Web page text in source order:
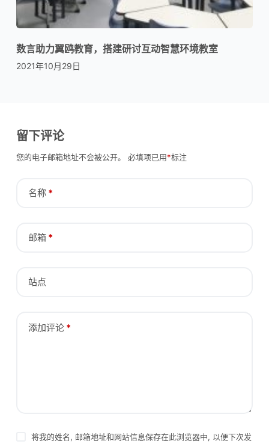
数言助力翼鸥教育，搭建研讨互动智慧环境教室
2021年10月29日
留下评论
您的电子邮箱地址不会被公开。 必填项已用*标注
名称*
邮箱*
站点
添加评论*
将我的姓名, 邮箱地址和网站信息保存在此浏览器中, 以便下次发